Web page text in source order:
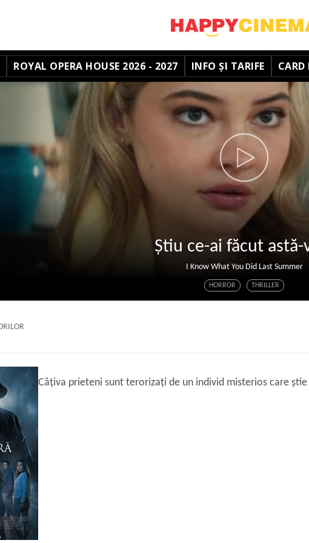
ROYAL OPERA HOUSE 2026 - 2027 INFO ȘI TARIFE CARD
Știu ce-ai făcut astă-
I Know What You Did Last Summer
HORROR THRILLER
Câțiva prieteni sunt terorizați de un individ misterios care